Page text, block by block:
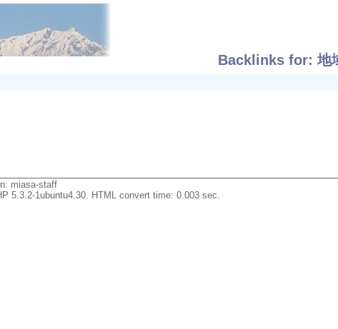
Backlinks for: 地
miasa-staff
5.3.2-1ubuntu4.30. HTML convert time: 0.003 sec.